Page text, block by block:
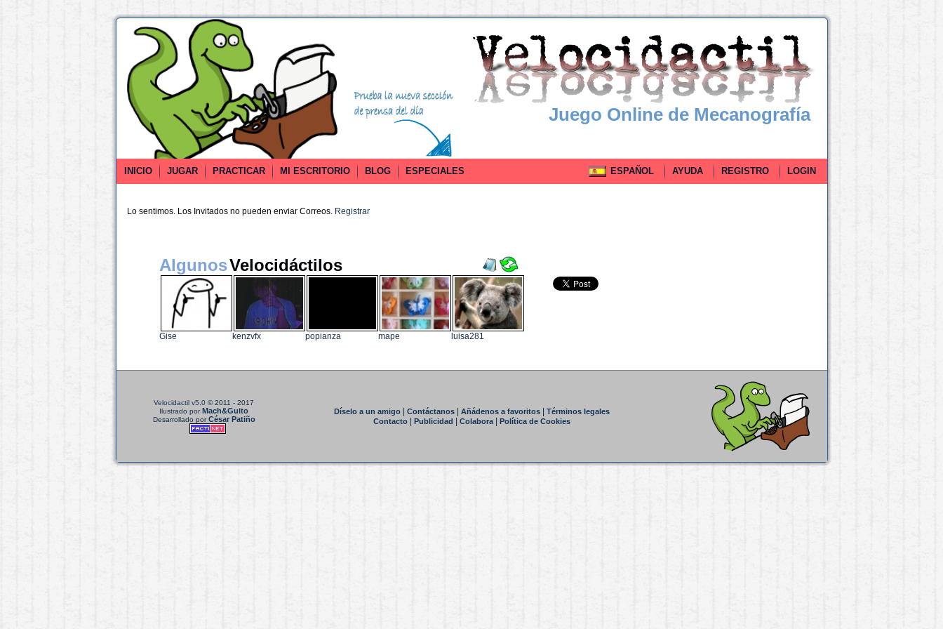
Juego Online de Mecanografía
INICIO JUGAR PRACTICAR MI ESCRITORIO BLOG ESPECIALES ESPAÑOL AYUDA REGISTRO LOGIN
Lo sentimos. Los Invitados no pueden enviar Correos. Registrar
AlgunosVelocidáctilos
Gise kenzvfx popianza mape luisa281
Velocidactil v5.0 © 2011 - 2017
Ilustrado porMach&Guito
Desarrollado porCésar Patiño
Díselo a un amigo| Contáctanos| Añádenos a favoritos|
Términos legales
Contacto| Publicidad Colabora| Política de Cookies